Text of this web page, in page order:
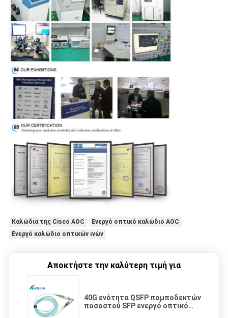
Καλώδια της Cisco AOC
Ενεργό οπτικό καλώδιο AOC
Ενεργό καλώδιο οπτικών ινών
Αποκτήστε την καλύτερη τιμή για
40G ενότητα QSFP πομποδεκτών
ποσοστού SFP ενεργό οπτικό